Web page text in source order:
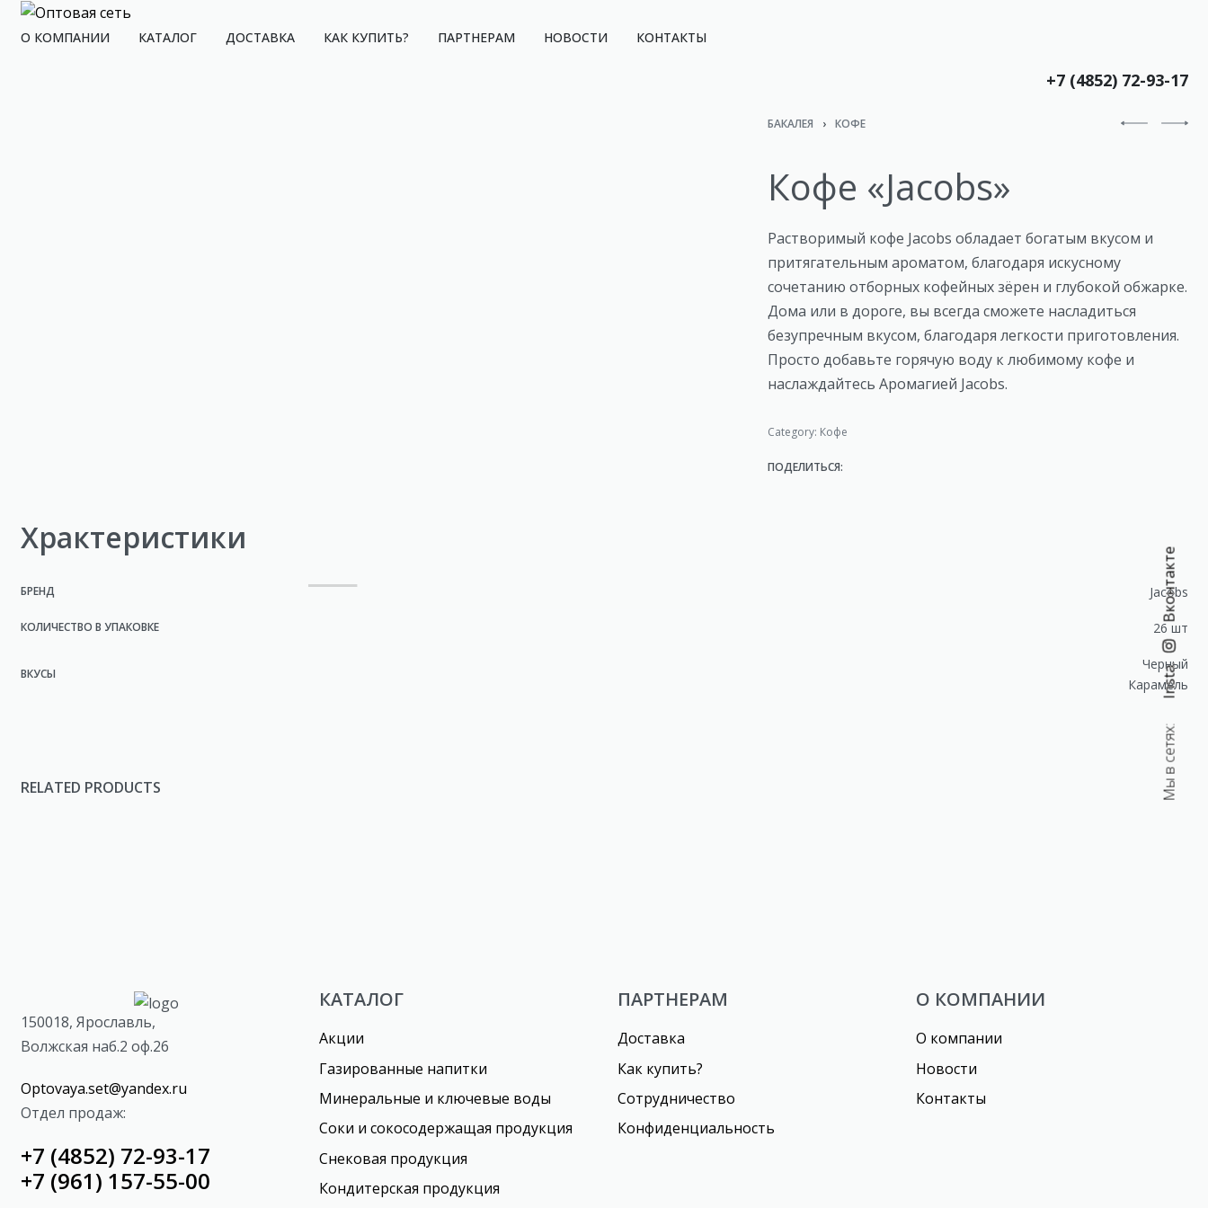
О КОМПАНИИ КАТАЛОГ ДОСТАВКА КАК КУПИТЬ? ПАРТНЕРАМ НОВОСТИ КОНТАКТЫ
+7 (4852) 72-93-17
БАКАЛЕЯ › КОФЕ
Кофе «Jacobs»
Растворимый кофе Jacobs обладает богатым вкусом и
притягательным ароматом, благодаря искусному
сочетанию отборных кофейных зёрен и глубокой обжарке.
Дома или в дороге, вы всегда сможете насладиться
безупречным вкусом, благодаря легкости приготовления.
Просто добавьте горячую воду к любимому кофе и
наслаждайтесь Аромагией Jacobs.
Category: Кофе
ПОДЕЛИТЬСЯ:
Храктеристики
БРЕНД Jacobs
КОЛИЧЕСТВО В УПАКОВКЕ 26 шт
ВКУСЫ
Черный
Карамель
RELATED PRODUCTS
150018, Ярославль,
Волжская наб.2 оф.26
Optovaya.set@yandex.ru
Отдел продаж:
+7 (4852) 72-93-17
+7 (961) 157-55-00
КАТАЛОГ
Акции
Газированные напитки
Минеральные и ключевые воды
Соки и сокосодержащая продукция
Снековая продукция
Кондитерская продукция
ПАРТНЕРАМ
Доставка
Как купить?
Сотрудничество
Конфиденциальность
О КОМПАНИИ
О компании
Новости
Контакты
Мы в сетях:
Insta.
Вконтакте